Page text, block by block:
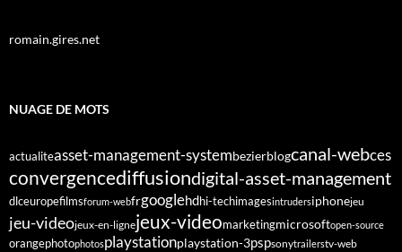
romain.gires.net
NUAGE DE MOTS
actualiteasset-management-systembezierblogcanal-webces
convergencediffusiondigital-asset-management
dlceuropefilmsforum-webfrgooglehdhi-techimagesintrudersiphonejeu
jeu-videojeux-en-lignejeux-videomarketingmicrosoftopen-source
orangephotophotosplaystationplaystation-3pspsonytrailerstv-web